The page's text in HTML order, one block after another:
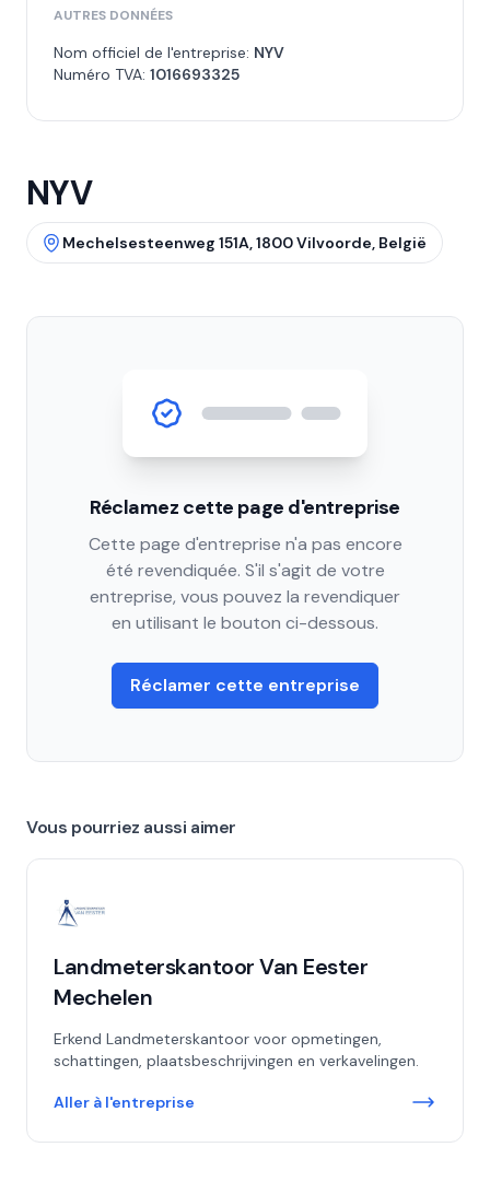
AUTRES DONNÉES
Nom officiel de l'entreprise: NYV
Numéro TVA: 1016693325
NYV
Mechelsesteenweg 151A, 1800 Vilvoorde, België
Réclamez cette page d'entreprise
Cette page d'entreprise n'a pas encore
été revendiquée. S'il s'agit de votre
entreprise, vous pouvez la revendiquer
en utilisant le bouton ci-dessous.
Réclamer cette entreprise
Vous pourriez aussi aimer
Landmeterskantoor Van Eester
Mechelen
Erkend Landmeterskantoor voor opmetingen,
schattingen, plaatsbeschrijvingen en verkavelingen.
Aller à l'entreprise